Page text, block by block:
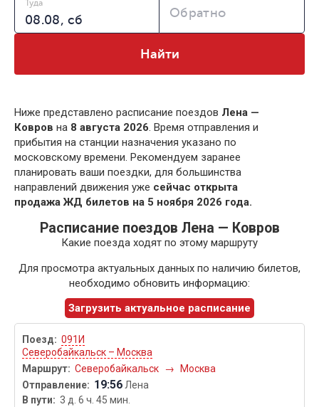
Туда
Обратно
Найти
Ниже представлено расписание поездов Лена —
Ковров на 8 августа 2026. Время отправления и
прибытия на станции назначения указано по
московскому времени. Рекомендуем заранее
планировать ваши поездки, для большинства
направлений движения уже сейчас открыта
продажа ЖД билетов на 5 ноября 2026 года.
Расписание поездов Лена — Ковров
Какие поезда ходят по этому маршруту
Для просмотра актуальных данных по наличию билетов,
необходимо обновить информацию:
Загрузить актуальное расписание
091И
Северобайкальск – Москва
Северобайкальск
→ Москва
19:56Лена
3 д. 6 ч. 45 мин.